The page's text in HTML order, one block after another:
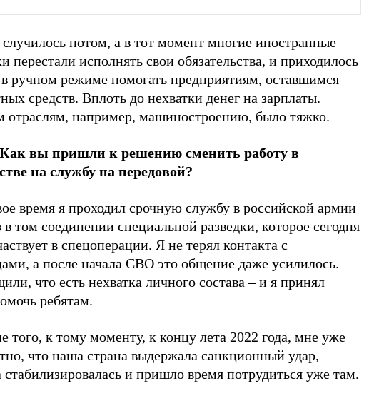
случилось потом, а в тот момент многие иностранные
перестали исполнять свои обязательства, и приходилось
в ручном режиме помогать предприятиям, оставшимся
средств. Вплоть до нехватки денег на зарплаты.
отраслям, например, машиностроению, было тяжко.
вы пришли к решению сменить работу в
на службу на передовой?
время я проходил срочную службу в российской армии
в том соединении специальной разведки, которое сегодня
в спецоперации. Я не терял контакта с
а после начала СВО это общение даже усилилось.
что есть нехватка личного состава – и я принял
ребятам.
того, к тому моменту, к концу лета 2022 года, мне уже
что наша страна выдержала санкционный удар,
стабилизировалась и пришло время потрудиться уже там.